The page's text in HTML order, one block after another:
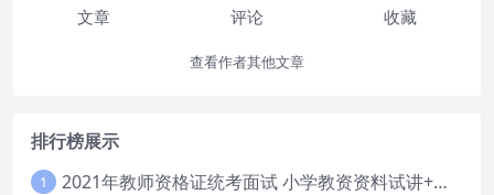
文章 评论 收藏
查看作者其他文章
排行榜展示
1 2021年教师资格证统考面试 小学教资资料试讲+答辩